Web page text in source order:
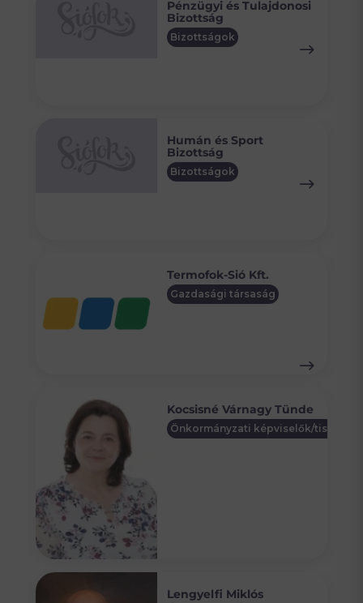
Pénzügyi és Tulajdonosi
Bizottság
Bizottságok
Humán és Sport
Bizottság
Bizottságok
Termofok-Sió Kft.
Gazdasági társaság
Kocsisné Várnagy Tünde
Önkormányzati képviselők/
Lengyelfi Miklós